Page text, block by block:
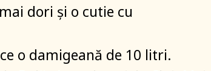
dori și o cutie cu
o damigeană de 10 litri.